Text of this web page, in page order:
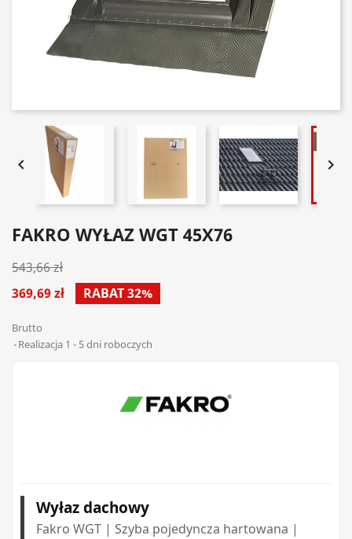
 
FAKRO WYŁAZ WGT 45X76
543,66 zł
369,69 zł
RABAT 32%
Brutto
Realizacja 1 - 5 dni roboczych
Wyłaz dachowy
Fakro WGT | Szyba pojedyncza hartowana |